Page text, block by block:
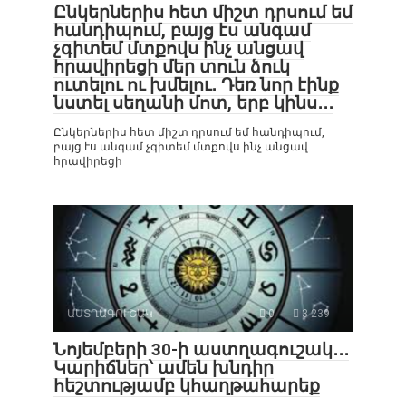
Ընկերներիս հետ միշտ դրսում եմ
հանդիպում, բայց էս անգամ
չգիտեմ մտքովս ինչ անցավ
հրավիրեցի մեր տուն ձուկ
ուտելու ու խմելու․ Դեռ նոր էինք
նստել սեղանի մոտ, երբ կինս․․․
Ընկերներիս հետ միշտ դրսում եմ հանդիպում,
բայց էս անգամ չգիտեմ մտքովս ինչ անցավ
հրավիրեցի
ԱՍՏՂԱԳՈՒՇԱԿ 0 3 239
Նոյեմբերի 30-ի աստղագուշակ․․․
Կարիճներ՝ ամեն խնդիր
հեշտությամբ կհաղթահարեք